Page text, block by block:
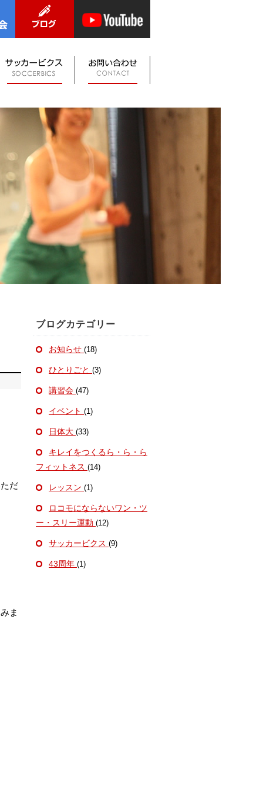
だ
ま
ブログカテゴリー
お知らせ (18)
ひとりごと (3)
講習会 (47)
イベント (1)
日体大 (33)
キレイをつくるら・ら・ら
フィットネス (14)
レッスン (1)
ロコモにならないワン・ツ
ー・スリー運動 (12)
サッカービクス (9)
43周年 (1)